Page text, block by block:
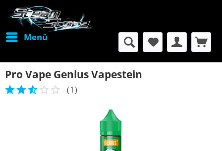
Menü
Pro Vape Genius Vapestein
(1)